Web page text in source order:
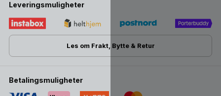
Leveringsmuligheter
Les om Frakt, Bytte & Retur
Betalingsmuligheter